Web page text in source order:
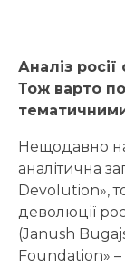
Аналіз
Тож варто
Нещодавно на
аналітична
Devolution»,
деволюції
(Janush
Foundation»